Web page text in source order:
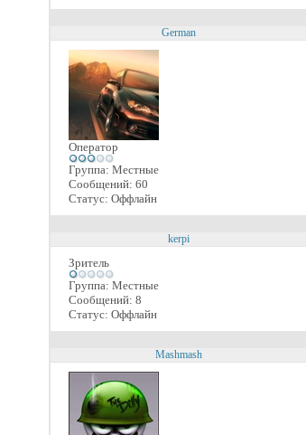
German
Оператор
Группа: Местные
Сообщений: 60
Статус: Оффлайн
kerpi
Зритель
Группа: Местные
Сообщений: 8
Статус: Оффлайн
Mashmash